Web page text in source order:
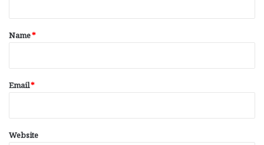
*
Name*
Email*
Website